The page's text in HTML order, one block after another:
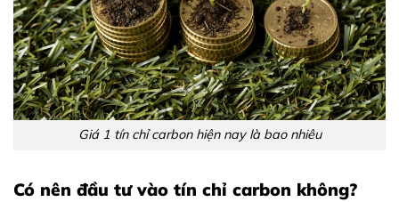
Giá 1 tín chỉ carbon hiện nay là bao nhiêu
Có nên đầu tư vào tín chỉ carbon không?